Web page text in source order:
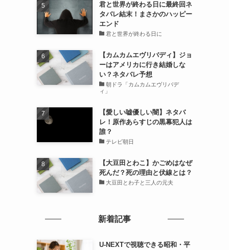
君と世界が終わる日に最終回ネ
タバレ結末！まさかのハッピー
エンド
君と世界が終わる日に
【カムカムエヴリバディ】ジョ
ーはアメリカに行き結婚しな
い？ネタバレ予想
朝ドラ「カムカムエヴリバデ
ィ」
【愛しい嘘優しい闇】ネタバ
レ！原作あらすじの黒幕犯人は
誰？
テレビ朝日
【大豆田とわこ】かごめはなぜ
死んだ？死の理由と伏線とは？
大豆田とわ子と三人の元夫
新着記事
U-NEXTで視聴できる昭和・平